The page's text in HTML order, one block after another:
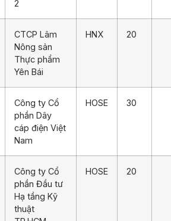
2
CTCP Lâm
Nông sản
Thực phẩm
Yên Bái
HNX 20
Công ty Cổ
phần Dây
cáp điện Việt
Nam
HOSE 30
Công ty Cổ
phần Đầu tư
Hạ tầng Kỹ
thuật
HOSE 20